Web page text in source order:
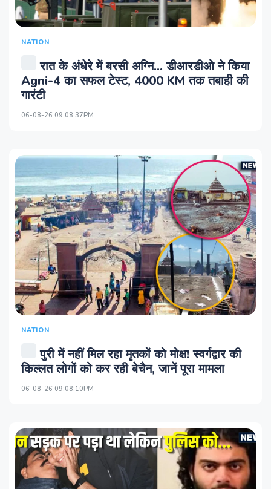
NATION
रात के अंधेरे में बरसी अग्नि... डीआरडीओ ने किया
Agni-4 का सफल टेस्‍ट, 4000 KM तक तबाही की
गारंटी
06-08-26 09:08:37PM
NATION
पुरी में नहीं मिल रहा मृतकों को मोक्ष! स्‍वर्गद्वार की
किल्‍लत लोगों को कर रही बेचैन, जानें पूरा मामला
06-08-26 09:08:10PM